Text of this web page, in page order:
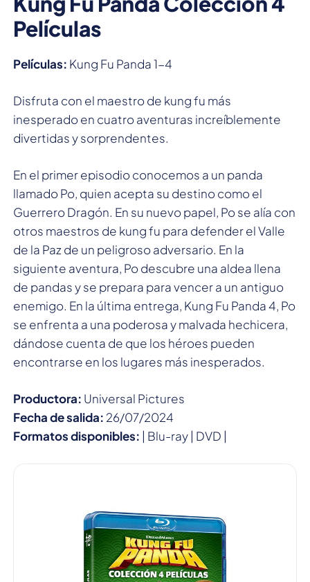
Películas
Películas: Kung Fu Panda 1-4
Disfruta con el maestro de kung fu más
inesperado en cuatro aventuras increíblemente
divertidas y sorprendentes.
En el primer episodio conocemos a un panda
llamado Po, quien acepta su destino como el
Guerrero Dragón. En su nuevo papel, Po se alía con
otros maestros de kung fu para defender el Valle
de la Paz de un peligroso adversario. En la
siguiente aventura, Po descubre una aldea llena
de pandas y se prepara para vencer a un antiguo
enemigo. En la última entrega, Kung Fu Panda 4, Po
se enfrenta a una poderosa y malvada hechicera,
dándose cuenta de que los héroes pueden
encontrarse en los lugares más inesperados.
Productora: Universal Pictures
Fecha de salida: 26/07/2024
Formatos disponibles: | Blu-ray | DVD |